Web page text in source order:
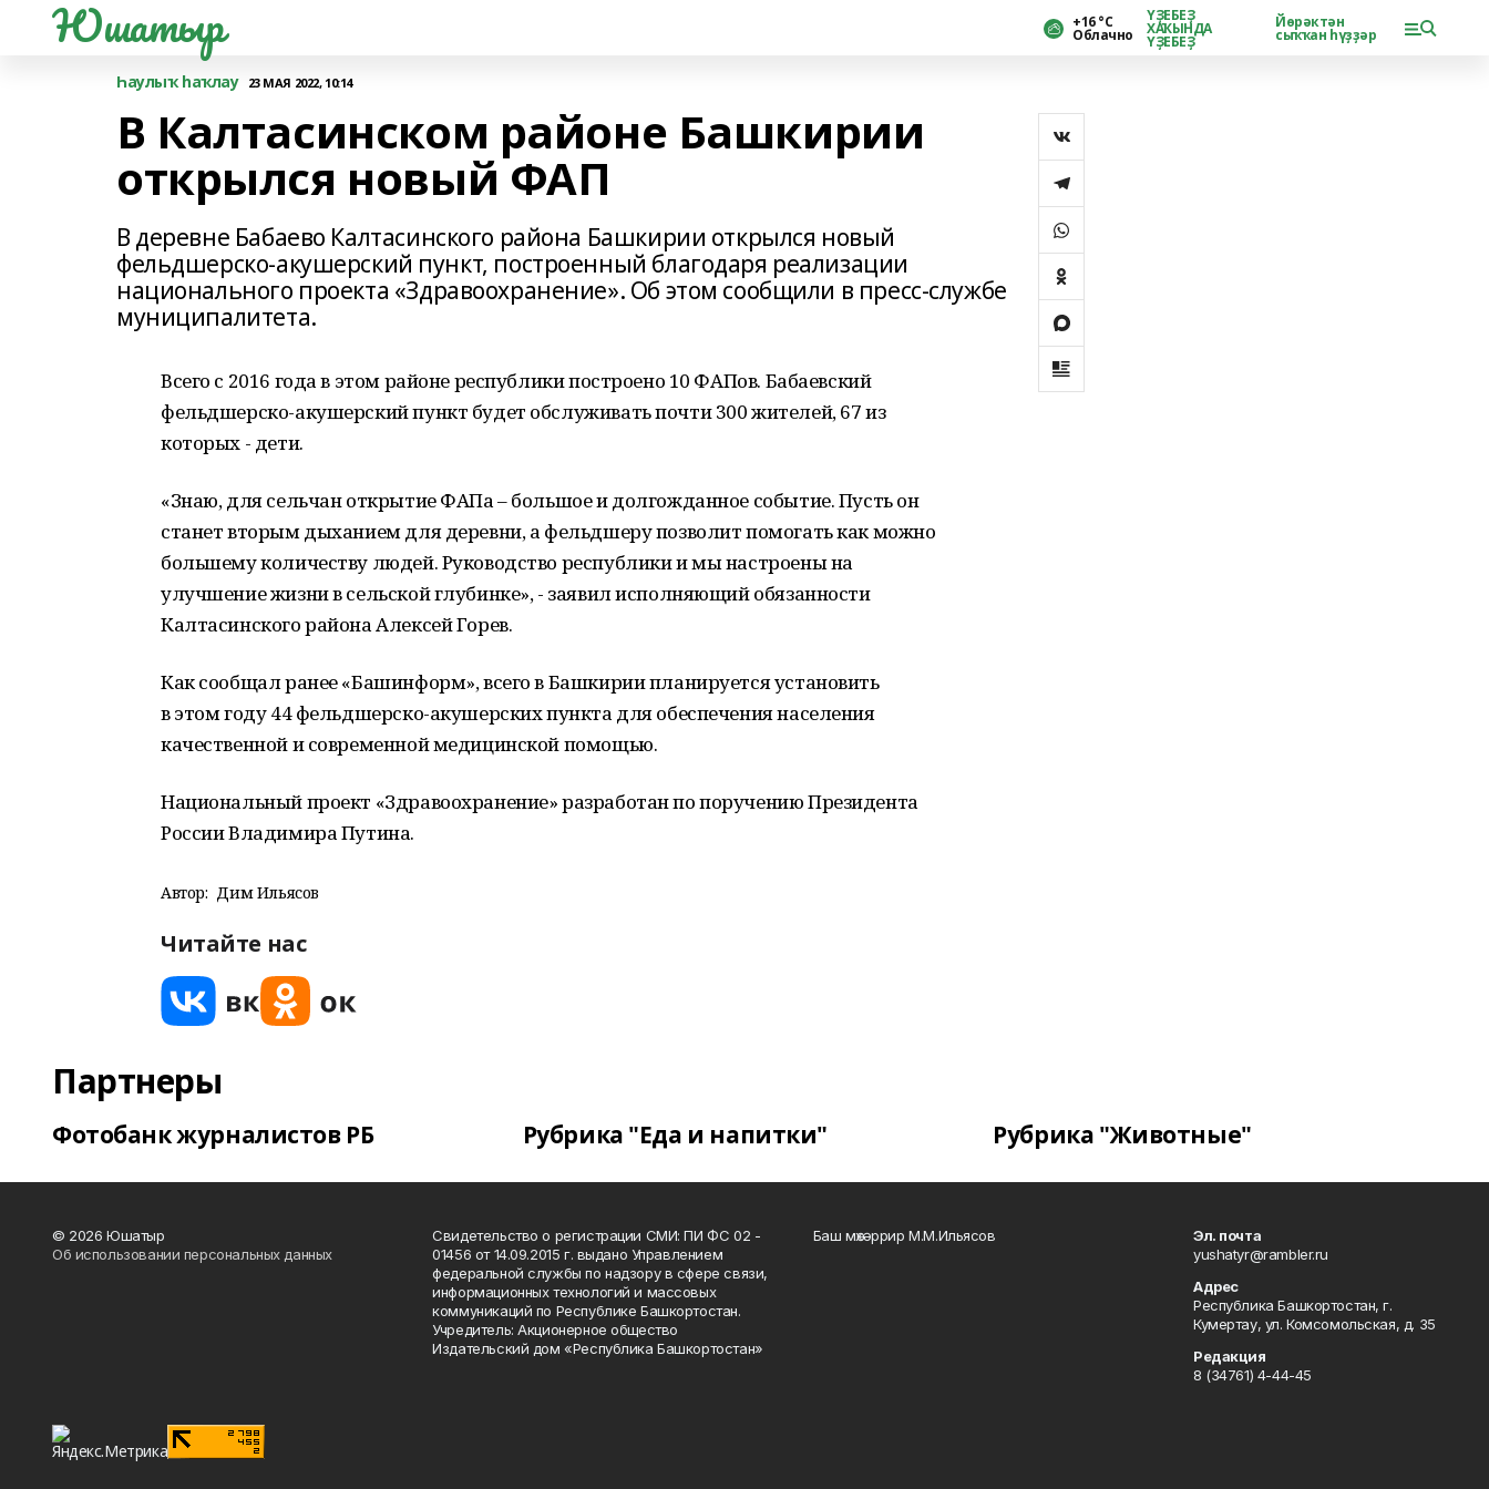
Юшатыр +16 °С
Облачно
ҮҘЕБЕҘ
ХАҠЫНДА
ҮҘЕБЕҘ
Йөрәктән
сыҡҡан һүҙҙәр
Һаулыҡ һаҡлау 23 МАЯ 2022, 10:14
В Калтасинском районе Башкирии
открылся новый ФАП
В деревне Бабаево Калтасинского района Башкирии открылся новый
фельдшерско-акушерский пункт, построенный благодаря реализации
национального проекта «Здравоохранение». Об этом сообщили в пресс-службе
муниципалитета.
Всего с 2016 года в этом районе республики построено 10 ФАПов. Бабаевский
фельдшерско-акушерский пункт будет обслуживать почти 300 жителей, 67 из
которых - дети.
«Знаю, для сельчан открытие ФАПа – большое и долгожданное событие. Пусть он
станет вторым дыханием для деревни, а фельдшеру позволит помогать как можно
большему количеству людей. Руководство республики и мы настроены на
улучшение жизни в сельской глубинке», - заявил исполняющий обязанности
Калтасинского района Алексей Горев.
Как сообщал ранее «Башинформ», всего в Башкирии планируется установить
в этом году 44 фельдшерско-акушерских пункта для обеспечения населения
качественной и современной медицинской помощью.
Национальный проект «Здравоохранение» разработан по поручению Президента
России Владимира Путина.
Автор: Дим Ильясов
Читайте нас
Партнеры
Фотобанк журналистов РБ Рубрика "Еда и напитки" Рубрика "Животные"
© 2026 Юшатыр
Об использовании персональных данных
Свидетельство о регистрации СМИ: ПИ ФС 02 -
01456 от 14.09.2015 г. выдано Управлением
федеральной службы по надзору в сфере связи,
информационных технологий и массовых
коммуникаций по Республике Башкортостан.
Учредитель: Акционерное общество
Издательский дом «Республика Башкортостан»
Баш мөхәррир М.М.Ильясов
Эл. почта
yushatyr@rambler.ru
Адрес
Республика Башкортостан, г.
Кумертау, ул. Комсомольская, д. 35
Редакция
8 (34761) 4-44-45